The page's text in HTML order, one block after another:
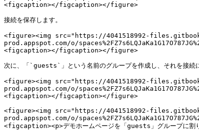
<figcaption></figcaption></figure>
接続を保存します。
<figure><img src="https://4041518992-
prod.appspot.com/o/
<figcaption></figcaption></figure>
次に、「`guests`」という名前のグループを作成し、それを接続
<figure><img src="https://4041518992-
prod.appspot.com/o/
<figcaption></figcaption></figure>
<figure><img src="https://4041518992-
prod.appspot.com/o/
<figcaption><p>デモホームページを「guests」グループ